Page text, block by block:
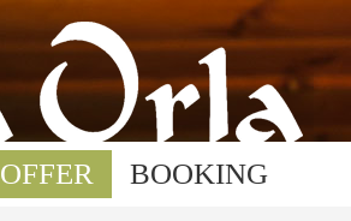
OFFER BOOKING